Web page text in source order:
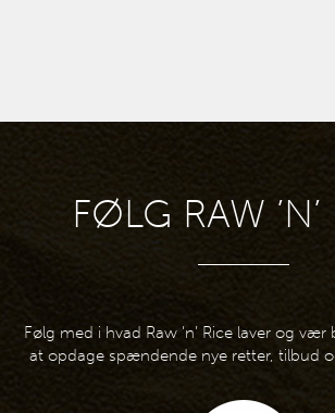
FØLG RAW ’N’
Følg med i hvad Raw ’n’ Rice laver og
at opdage spændende nye retter, tilbud